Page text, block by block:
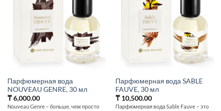
Парфюмерная вода
NOUVEAU GENRE, 30 мл
₸6,000.00
Nouveau Genre – больше, чем просто
Парфюмерная вода SABLE
FAUVE, 30 мл
₸10,500.00
Парфюмерная вода Sable Fauve – это